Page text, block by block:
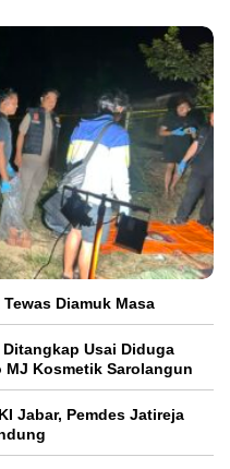
Diamuk Masa
Usai Diduga
MJ Kosmetik Sarolangun
Jabar, Pemdes Jatireja